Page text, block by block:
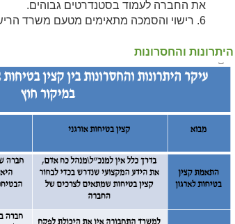
את החברה לעמוד בסטנדרטים גבוהים.
6. רישוי והסמכה מתאימים מטעם משרד הרישוי.
היתרונות והחסרונות